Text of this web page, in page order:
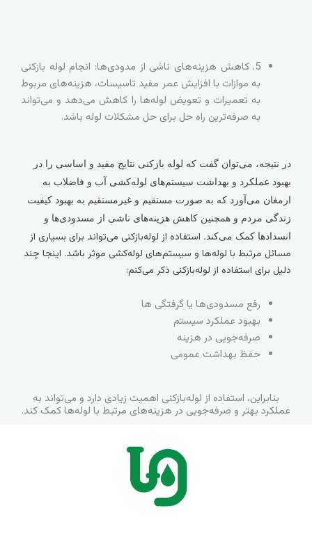
5. کاهش هزینه‌های ناشی از مدودی‌ها: انجام لوله بازکنی
به موازات با افزایش عمر مفید تاسیسات، هزینه‌های مربوط
به تعمیرات و تعویض لوله‌ها را کاهش می‌دهد و می‌تواند
به صرفه‌ترین راه حل برای حل مشکلات لوله باشد.
در نتیجه، می‌توان گفت که لوله بازکنی نتایج مفید و اساسی را در
بهبود عملکرد و بهداشت سیستم‌های لوله‌کشی آب و فاضلاب به
ارمغان می‌آورد که به صورت مستقیم و غیرمستقیم به بهبود کیفیت
زندگی مردم و همچنین کاهش هزینه‌های ناشی از مسدودی‌ها و
انسدادها کمک می‌کند. استفاده از لوله‌بازکنی می‌تواند برای بسیاری از
مسائل مرتبط با لوله‌ها و سیستم‌های لوله‌کشی موثر باشد. اینجا چند
دلیل برای استفاده از لوله‌بازکنی ذکر می‌کنم:
رفع مسدودی‌ها یا گرفتگی ها
بهبود عملکرد سیستم
صرفه‌جویی در هزینه
حفظ بهداشت عمومی
بنابراین، استفاده از لوله‌بازکنی اهمیت زیادی دارد و می‌تواند به
عملکرد بهتر و صرفه‌جویی در هزینه‌های مرتبط با لوله‌ها کمک کند.